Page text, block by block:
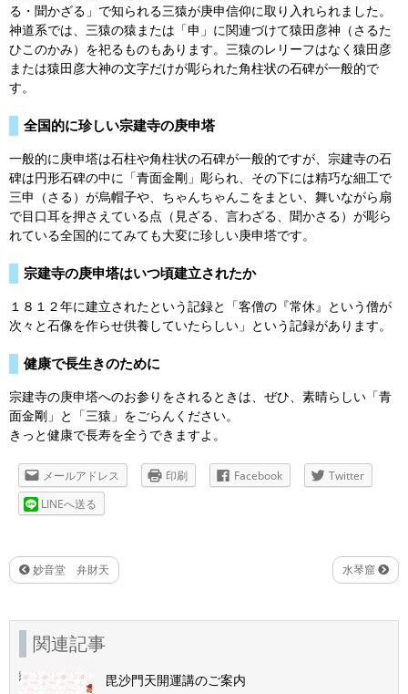
る・聞かざる」で知られる三猿が庚申信仰に取り入れられました。
神道系では、三猿の猿または「申」に関連づけて猿田彦神（さるた
ひこのかみ）を祀るものもあります。三猿のレリーフはなく猿田彦
または猿田彦大神の文字だけが彫られた角柱状の石碑が一般的で
す。
全国的に珍しい宗建寺の庚申塔
一般的に庚申塔は石柱や角柱状の石碑が一般的ですが、宗建寺の石
碑は円形石碑の中に「青面金剛」彫られ、その下には精巧な細工で
三申（さる）が烏帽子や、ちゃんちゃんこをまとい、舞いながら扇
で目口耳を押さえている点（見ざる、言わざる、聞かさる）が彫ら
れている全国的にてみても大変に珍しい庚申塔です。
宗建寺の庚申塔はいつ頃建立されたか
１８１２年に建立されたという記録と「客僧の『常休』という僧が
次々と石像を作らせ供養していたらしい」という記録があります。
健康で長生きのために
宗建寺の庚申塔へのお参りをされるときは、ぜひ、素晴らしい「青
面金剛」と「三猿」をごらんください。
きっと健康で長寿を全うできますよ。
メールアドレス 印刷 Facebook
Twitter
LINEへ送る
妙音堂 弁財天 水琴窟
関連記事
毘沙門天開運講のご案内